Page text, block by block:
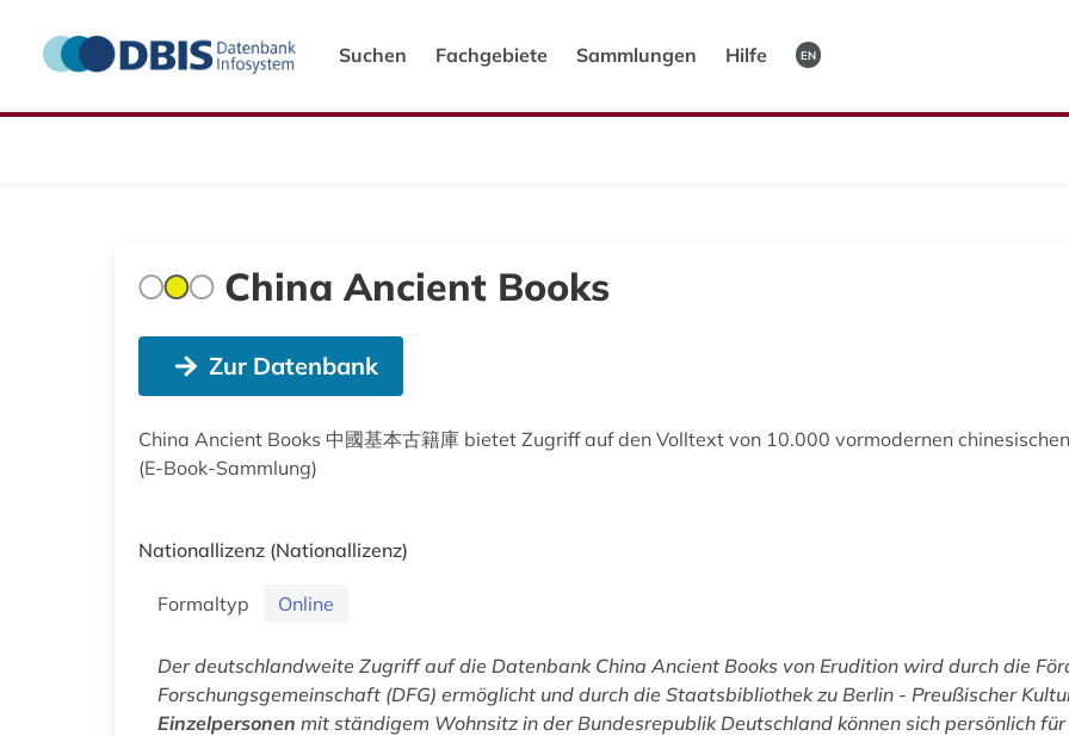
Suchen Fachgebiete Sammlungen Hilfe EN
China Ancient Books
Zur Datenbank
China Ancient Books 中國基本古籍庫 bietet Zugriff auf den Volltext von 10.000 vormodernen
(E-Book-Sammlung)
Nationallizenz (Nationallizenz)
Formaltyp Online
Der deutschlandweite Zugriff auf die Datenbank China Ancient Books von Erudition wird durch die
Forschungsgemeinschaft (DFG) ermöglicht und durch die Staatsbibliothek zu Berlin - Preußischer
Einzelpersonen mit ständigem Wohnsitz in der Bundesrepublik Deutschland können sich persönlich